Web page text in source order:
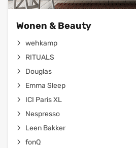
Wonen & Beauty
wehkamp
RITUALS
Douglas
Emma Sleep
ICI Paris XL
Nespresso
Leen Bakker
fonQ